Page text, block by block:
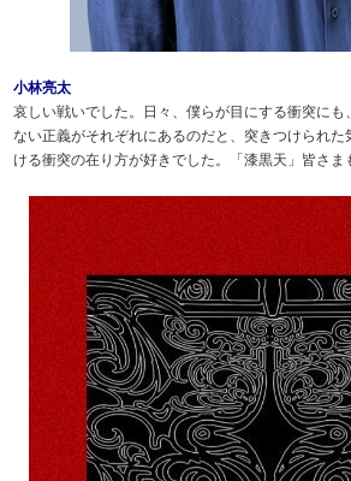
小林亮太
哀しい戦いでした。日々、僕らが目にする衝突に
ない正義がそれぞれにあるのだと、突きつけられ
ける衝突の在り方が好きでした。「漆黒天」皆さま